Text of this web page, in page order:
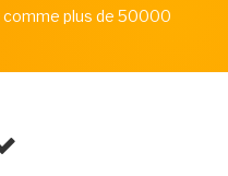
plus de 50000